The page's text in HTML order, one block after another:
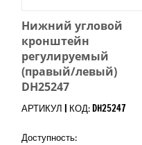
Нижний угловой
кронштейн
регулируемый
(правый/левый)
DH25247
АРТИКУЛ | КОД: DH25247
Доступность: